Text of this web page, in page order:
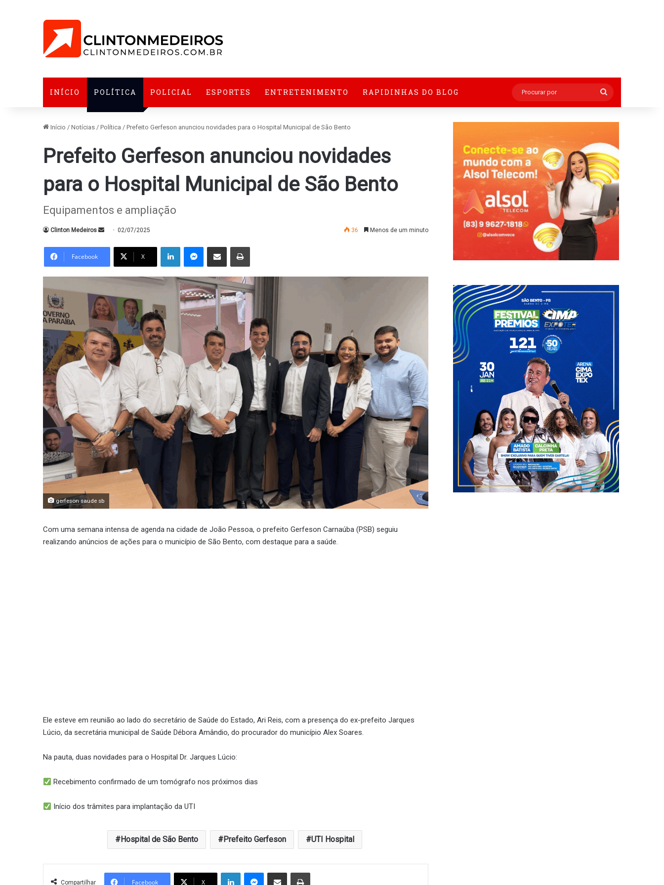
INÍCIO POLÍTICA POLICIAL ESPORTES ENTRETENIMENTO RAPIDINHAS DO BLOG
Procurar
por
Início / Notícias / Política / Prefeito Gerfeson anunciou novidades para o Hospital Municipal de São Bento
Prefeito Gerfeson anunciou novidades
para o Hospital Municipal de São Bento
Equipamentos e ampliação
Clinton Medeiros
Mande
mail
02/07/2025 36 Menos de um minuto
Facebook X
LinkedinMessenger
Compartilhar via e-mail Imprimir
gerfeson saude sb
Com uma semana intensa de agenda na cidade de João Pessoa, o prefeito Gerfeson Carnaúba (PSB) seguiu
realizando anúncios de ações para o município de São Bento, com destaque para a saúde.
Ele esteve em reunião ao lado do secretário de Saúde do Estado, Ari Reis, com a presença do ex-prefeito Jarques
Lúcio, da secretária municipal de Saúde Débora Amândio, do procurador do município Alex Soares.
Na pauta, duas novidades para o Hospital Dr. Jarques Lúcio:
Recebimento confirmado de um tomógrafo nos próximos dias
Início dos trâmites para implantação da UTI
Hospital de São Bento Prefeito Gerfeson UTI Hospital
Compartilhar Facebook X
LinkedinMessenger
Compartilhar via e-mail Imprimir